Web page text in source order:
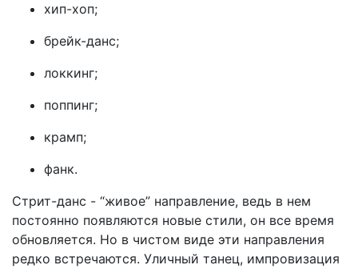
хип-хоп;
брейк-данс;
локкинг;
поппинг;
крамп;
фанк.
Стрит-данс - “живое” направление, ведь в нем
постоянно появляются новые стили, он все время
обновляется. Но в чистом виде эти направления
редко встречаются. Уличный танец, импровизация